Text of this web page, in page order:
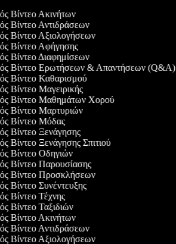
Βίντεο Ακινήτων
Βίντεο Αντιδράσεων
Βίντεο Αξιολογήσεων
Βίντεο Αφήγησης
Βίντεο Διαφημίσεων
Βίντεο Ερωτήσεων & Απαντήσεων (Q&A)
Βίντεο Καθαρισμού
Βίντεο Μαγειρικής
Βίντεο Μαθημάτων Χορού
Βίντεο Μαρτυριών
Βίντεο Μόδας
Βίντεο Ξενάγησης
Βίντεο Ξενάγησης Σπιτιού
Βίντεο Οδηγιών
Βίντεο Παρουσίασης
Βίντεο Προσκλήσεων
Βίντεο Συνέντευξης
Βίντεο Τέχνης
Βίντεο Ταξιδιών
Βίντεο Ακινήτων
Βίντεο Αντιδράσεων
Βίντεο Αξιολογήσεων